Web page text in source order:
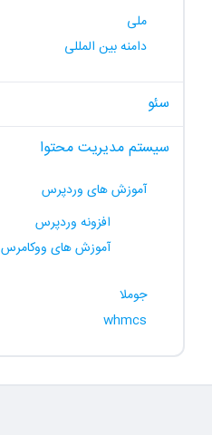
ملی
دامنه بین المللی
سئو
سیستم مدیریت محتوا
آموزش های وردپرس
افزونه وردپرس
آموزش های ووکامرس
جوملا
whmcs